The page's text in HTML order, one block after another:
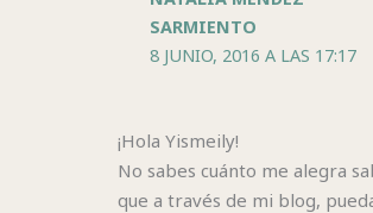
SARMIENTO
8 JUNIO, 2016 A LAS 17:17
¡Hola Yismeily!
No sabes cuánto me alegra
que a través de mi blog,